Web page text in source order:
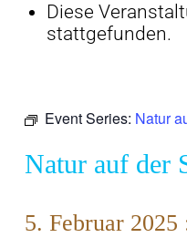
Diese
stattgefunden.
Event Series: Natur
Natur auf der
5. Februar 2025